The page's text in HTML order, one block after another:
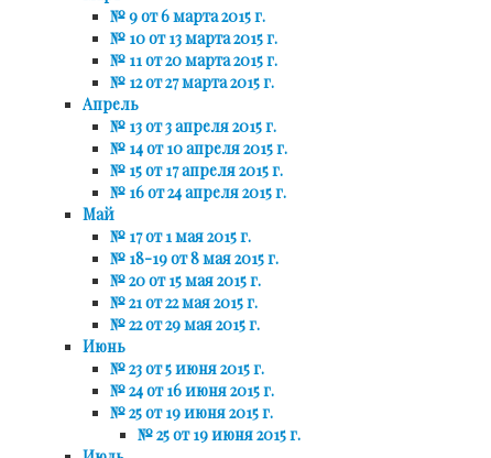
№ 9 от 6 марта 2015 г.
№ 10 от 13 марта 2015 г.
№ 11 от 20 марта 2015 г.
№ 12 от 27 марта 2015 г.
Апрель
№ 13 от 3 апреля 2015 г.
№ 14 от 10 апреля 2015 г.
№ 15 от 17 апреля 2015 г.
№ 16 от 24 апреля 2015 г.
Май
№ 17 от 1 мая 2015 г.
№ 18-19 от 8 мая 2015 г.
№ 20 от 15 мая 2015 г.
№ 21 от 22 мая 2015 г.
№ 22 от 29 мая 2015 г.
Июнь
№ 23 от 5 июня 2015 г.
№ 24 от 16 июня 2015 г.
№ 25 от 19 июня 2015 г.
№ 25 от 19 июня 2015 г.